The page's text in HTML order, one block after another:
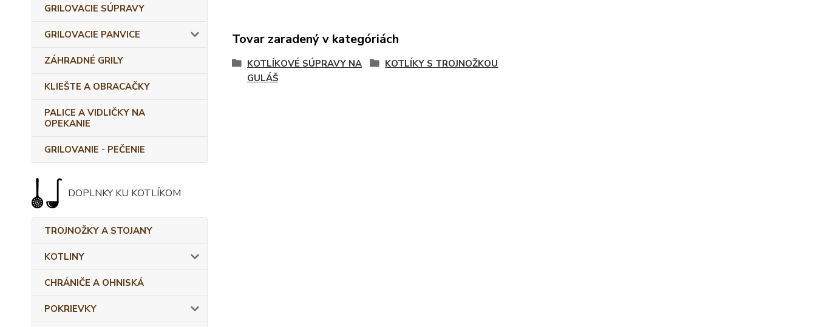
GRILOVACIE SÚPRAVY
GRILOVACIE PANVICE
ZÁHRADNÉ GRILY
KLIEŠTE A OBRACAČKY
PALICE A VIDLIČKY NA
OPEKANIE
GRILOVANIE - PEČENIE
DOPLNKY KU KOTLÍKOM
TROJNOŽKY A STOJANY
KOTLINY
CHRÁNIČE A OHNISKÁ
POKRIEVKY
Tovar zaradený v kategóriách
KOTLÍKOVÉ SÚPRAVY NA
GULÁŠ
KOTLÍKY S TROJNOŽKOU